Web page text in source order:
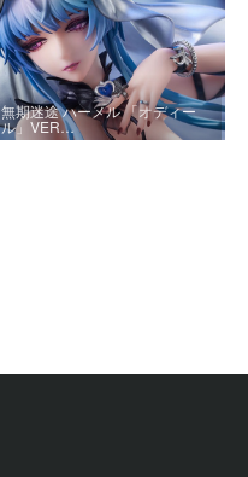
無期迷途 ハーメル 「オディー
ル」VER…